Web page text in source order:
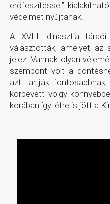
erőfeszítéssel”
védelmet nyújtanak.
A XVIII. dinasztia
választották, amelyet az
jelez. Vannak olyan
szempont volt a
azt tartják
körbevett völgy
korában így létre is jött a